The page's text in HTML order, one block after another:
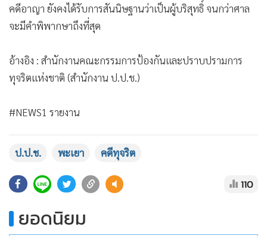
คดีอาญา ยังคงได้รับการสันนิษฐานว่าเป็นผู้บริสุทธิ์ จนกว่าศาล
จะมีคำพิพากษาถึงที่สุด
อ้างอิง : สำนักงานคณะกรรมการป้องกันและปราบปรามการ
ทุจริตแห่งชาติ (สำนักงาน ป.ป.ช.)
#NEWS1 รายงาน
ป.ป.ช. พะเยา คดีทุจริต
110
ยอดนิยม